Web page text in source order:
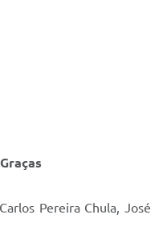
Pereira Chula, José